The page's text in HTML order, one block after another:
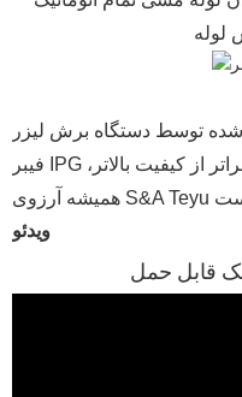
لوله
شده توسط دستگاه برش لیزر
فیبر IPG و دستگاه جوشکاری. کیفیتی فراتر از کیفیت بالاتر،
ویدئو